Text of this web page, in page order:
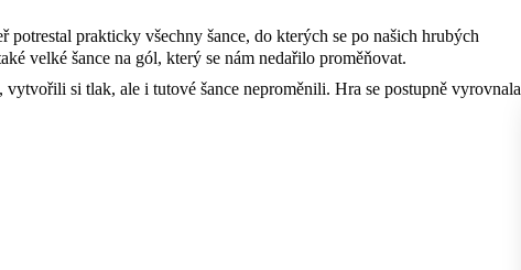
potrestal prakticky všechny šance, do kterých se po našich hrubých
velké šance na gól, který se nám nedařilo proměňovat.
si tlak, ale i tutové šance neproměnili. Hra se postupně vyrovnala